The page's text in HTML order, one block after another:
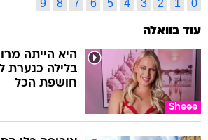
0
1
2
3
4
5
6
7
8
9
עוד בוואלה
Sheee
בלילה כנערת
חושפת הכל